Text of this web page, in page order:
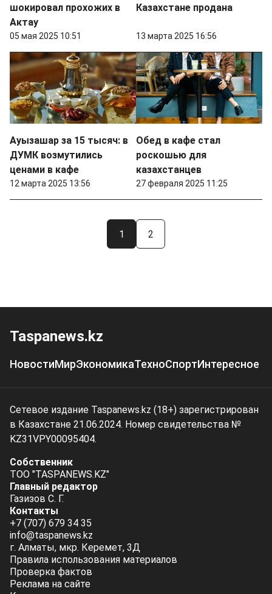
шокировал прохожих в
Актау
05 мая 2025 10:51
Казахстане продана
13 марта 2025 16:56
Ауызашар за 15 тысяч: в
ДУМК возмутились
ценами в кафе
12 марта 2025 13:56
Обед в кафе стал
роскошью для
казахстанцев
27 февраля 2025 11:25
1 2
Taspanews.kz
НовостиМирЭкономикаТехноСпортИнтересное
Сетевое издание Taspanews.kz (18+) зарегистрирован
в Казахстане 21.06.2024. Номер свидетельства №
KZ31VPY00095404.
Собственник
ТОО "TASPANEWS.KZ"
Главный редактор
Газизов С. Г.
Контакты
+7 (707) 679 34 35
info@taspanews.kz
г. Алматы, мкр. Керемет, 3Д
Правила использования материалов
Проверка фактов
Реклама на сайте